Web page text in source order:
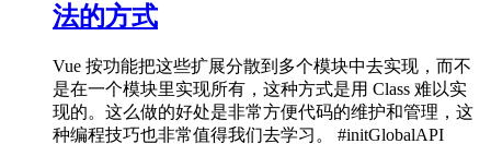
法的方式
Vue 按功能把这些扩展分散到多个模块中去实现，而不
是在一个模块里实现所有，这种方式是用 Class 难以实
现的。这么做的好处是非常方便代码的维护和管理，这
种编程技巧也非常值得我们去学习。 #initGlobalAPI